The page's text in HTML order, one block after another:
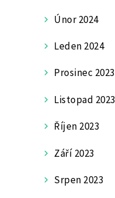
Únor 2024
Leden 2024
Prosinec 2023
Listopad 2023
Říjen 2023
Září 2023
Srpen 2023